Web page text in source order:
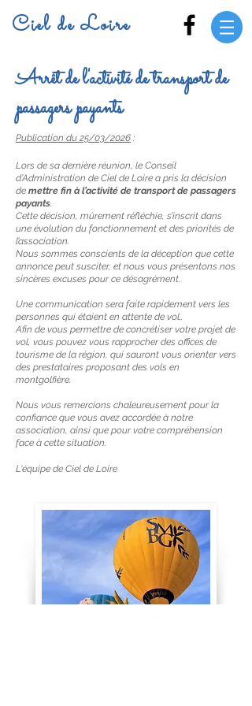
Ciel de Loire
Arrêt de l'activité de transport de
passagers payants
Publication du 25/03/2026 :
Lors de sa dernière réunion, le Conseil
d’Administration de Ciel de Loire a pris la décision
de mettre fin à l’activité de transport de passagers
payants.
Cette décision, mûrement réfléchie, s’inscrit dans
une évolution du fonctionnement et des priorités de
l’association.
Nous sommes conscients de la déception que cette
annonce peut susciter, et nous vous présentons nos
sincères excuses pour ce désagrément.
Une communication sera faite rapidement vers les
personnes qui étaient en attente de vol..
Afin de vous permettre de concrétiser votre projet de
vol, vous pouvez vous rapprocher des offices de
tourisme de la région, qui sauront vous orienter vers
des prestataires proposant des vols en
montgolfière.
Nous vous remercions chaleureusement pour la
confiance que vous avez accordée à notre
association, ainsi que pour votre compréhension
face à cette situation.
L'équipe de Ciel de Loire